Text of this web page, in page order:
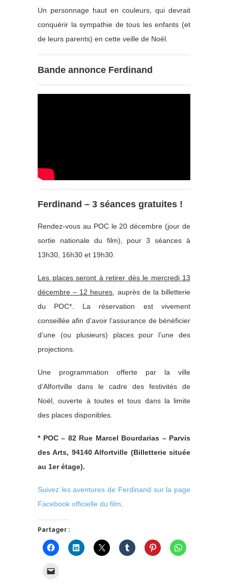
Un personnage haut en couleurs, qui devrait
conquérir la sympathie de tous les enfants (et
de leurs parents) en cette veille de Noël.
Bande annonce Ferdinand
Ferdinand – 3 séances gratuites !
Rendez-vous au POC le 20 décembre (jour de
sortie nationale du film), pour 3 séances à
13h30, 16h30 et 19h30.
Les places seront à retirer dès le mercredi 13
décembre – 12 heures , auprès de la billetterie
du POC*. La réservation est vivement
conseillée afin d’avoir l’assurance de bénéficier
d’une (ou plusieurs) places pour l’une des
projections.
Une programmation offerte par la ville
d’Alfortville dans le cadre des festivités de
Noël, ouverte à toutes et tous dans la limite
des places disponibles.
* POC – 82 Rue Marcel Bourdarias – Parvis
des Arts, 94140 Alfortville (Billetterie située
au 1er étage).
Suivez les aventures de Ferdinand sur la page
Facebook officielle du film
Partager :